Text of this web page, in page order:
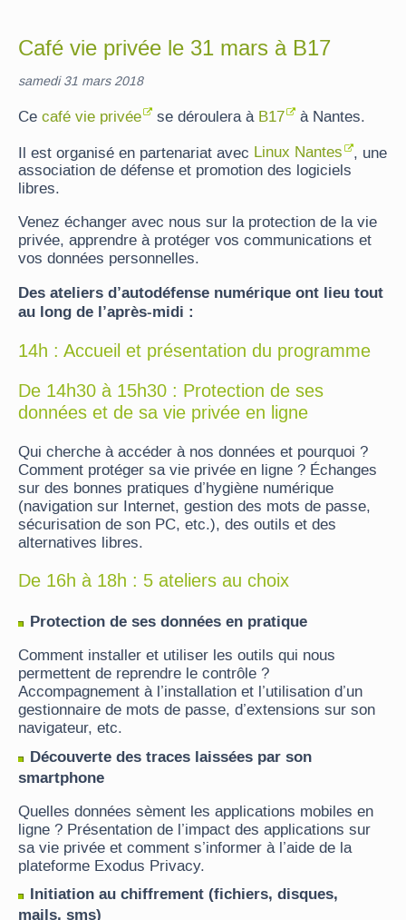
Café vie privée le 31 mars à B17
samedi 31 mars 2018
Ce café vie privée se déroulera à B17
à Nantes.
Il est organisé en partenariat avec Linux Nantes
, une
association de défense et promotion des logiciels
libres.
Venez échanger avec nous sur la protection de la vie
privée, apprendre à protéger vos communications et
vos données personnelles.
Des ateliers d’autodéfense numérique ont lieu tout
au long de l’après-midi :
14h : Accueil et présentation du programme
De 14h30 à 15h30 : Protection de ses
données et de sa vie privée en ligne
Qui cherche à accéder à nos données et pourquoi ?
Comment protéger sa vie privée en ligne ? Échanges
sur des bonnes pratiques d’hygiène numérique
(navigation sur Internet, gestion des mots de passe,
sécurisation de son PC, etc.), des outils et des
alternatives libres.
De 16h à 18h : 5 ateliers au choix
Protection de ses données en pratique
Comment installer et utiliser les outils qui nous
permettent de reprendre le contrôle ?
Accompagnement à l’installation et l’utilisation d’un
gestionnaire de mots de passe, d’extensions sur son
navigateur, etc.
Découverte des traces laissées par son
smartphone
Quelles données sèment les applications mobiles en
ligne ? Présentation de l’impact des applications sur
sa vie privée et comment s’informer à l’aide de la
plateforme Exodus Privacy.
Initiation au chiffrement (fichiers, disques,
mails, sms)